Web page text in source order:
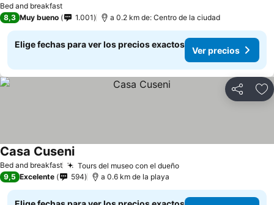
Bed and breakfast
8,3 Muy bueno 1.001 a 0.2 km de: Centro de la ciudad
Elige fechas para ver los precios exactos
Ver precios
Compartir
Bed and breakfast Tours del museo con el dueño
Casa Cuseni
9,5 Excelente 594 a 0.6 km de la playa